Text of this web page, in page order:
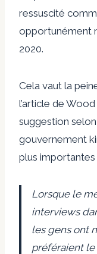
ressuscité
opportunément
2020.
Cela vaut la
l’article de
suggestion
gouvernement
plus importantes
Lorsque le
interviews
les gens ont
préféraient le